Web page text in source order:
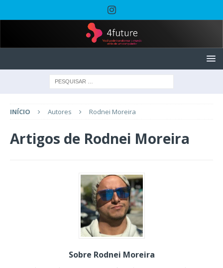
INÍCIO Autores Rodnei Moreira
Artigos de Rodnei Moreira
Sobre Rodnei Moreira